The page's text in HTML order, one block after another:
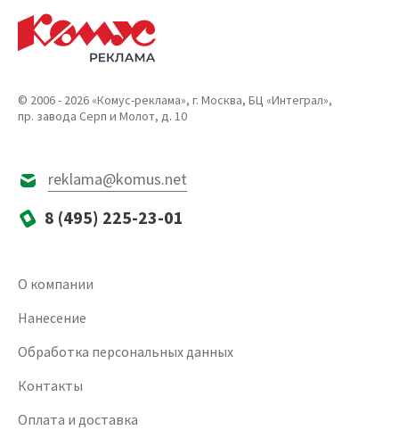
© 2006 - 2026 «Комус-реклама», г. Москва, БЦ «Интеграл»,
пр. завода Серп и Молот, д. 10
reklama@komus.net
8 (495) 225-23-01
О компании
Нанесение
Обработка персональных данных
Контакты
Оплата и доставка